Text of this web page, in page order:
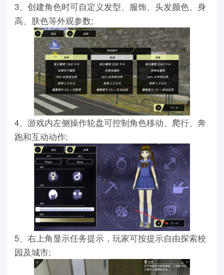
3、创建角色时可自定义发型、服饰、头发颜色、身
高、肤色等外观参数;
4、游戏内左侧操作轮盘可控制角色移动、爬行、奔
跑和互动动作;
5、右上角显示任务提示，玩家可按提示自由探索校
园及城市;